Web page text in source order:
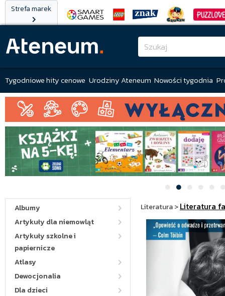
Strefa marek
Tygodniowe hity cenowe Urodziny Ateneum Nowości tygodnia
Albumy
Artykuły dla niemowląt
Artykuły szkolne i
papiernicze
Atlasy
Dewocjonalia
Dla dzieci
Literatura>Literatura